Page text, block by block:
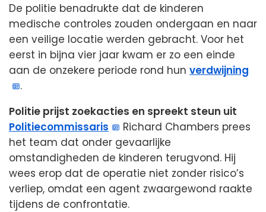
De politie benadrukte dat de kinderen
medische controles zouden ondergaan en naar
een veilige locatie werden gebracht. Voor het
eerst in bijna vier jaar kwam er zo een einde
aan de onzekere periode rond hun verdwijning
.
Politie prijst zoekacties en spreekt steun uit
Politiecommissaris
Richard Chambers prees
het team dat onder gevaarlijke
omstandigheden de kinderen terugvond. Hij
wees erop dat de operatie niet zonder risico’s
verliep, omdat een agent zwaargewond raakte
tijdens de confrontatie.